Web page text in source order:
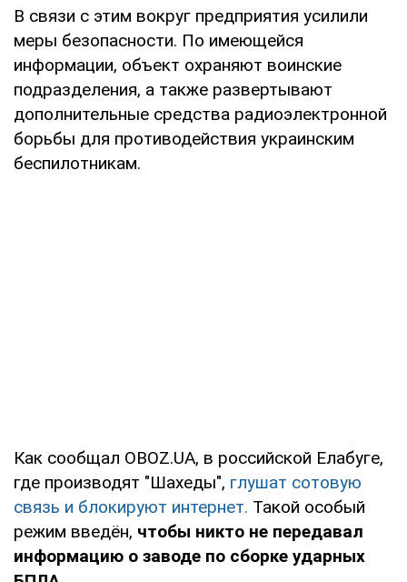
В связи с этим вокруг предприятия усилили
меры безопасности. По имеющейся
информации, объект охраняют воинские
подразделения, а также развертывают
дополнительные средства радиоэлектронной
борьбы для противодействия украинским
беспилотникам.
Как сообщал OBOZ.UA, в российской Елабуге,
где производят "Шахеды", глушат сотовую
связь и блокируют интернет. Такой особый
режим введён, чтобы никто не передавал
информацию о заводе по сборке ударных